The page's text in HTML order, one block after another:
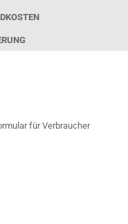
für Verbraucher